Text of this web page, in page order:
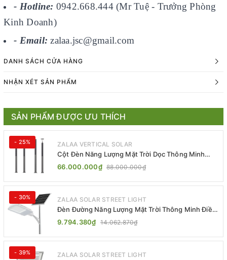
- Hotline: 0942.668.444 (Mr Tuệ - Trưởng Phòng
Kinh Doanh)
- Email: zalaa.jsc@gmail.com
DANH SÁCH CỬA HÀNG
NHẬN XÉT SẢN PHẨM
SẢN PHẨM ĐƯỢC ƯU THÍCH
- 25% ZALAA VERTICAL SOLAR
Cột Đèn Năng Lượng Mặt Trời Dọc Thông Minh
ZSR-YYDS-360 | ZALAA Jsc
66.000.000₫ 88.000.000₫
- 30% ZALAA SOLAR STREET LIGHT
Đèn Đường Năng Lượng Mặt Trời Thông Minh Điều
Khiển MPPT ZL-GMX01 ZALAA
9.794.380₫ 14.062.870₫
- 39% ZALAA SOLAR STREET LIGHT